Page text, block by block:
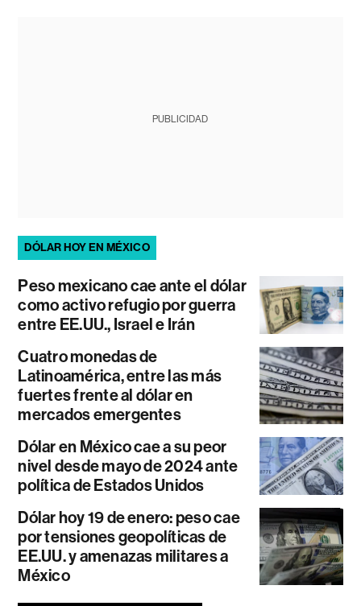
PUBLICIDAD
DÓLAR HOY EN MÉXICO
Peso mexicano cae ante el dólar
como activo refugio por guerra
entre EE.UU., Israel e Irán
Cuatro monedas de
Latinoamérica, entre las más
fuertes frente al dólar en
mercados emergentes
Dólar en México cae a su peor
nivel desde mayo de 2024 ante
política de Estados Unidos
Dólar hoy 19 de enero: peso cae
por tensiones geopolíticas de
EE.UU. y amenazas militares a
México